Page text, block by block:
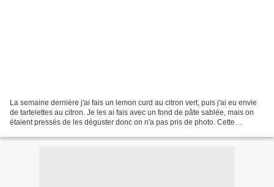
La semaine dernière j'ai fais un lemon curd au citron vert, puis j'ai eu envie
de tartelettes au citron. Je les ai fais avec un fond de pâte sablée, mais on
étaient pressés de les déguster donc on n'a pas pris de photo. Cette